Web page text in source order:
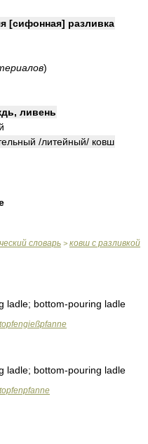
[сифонная] разливка
)
ливень
/литейный/ ковш
словарь > ковш с разливкой
ladle; bottom-pouring ladle
ladle; bottom-pouring ladle